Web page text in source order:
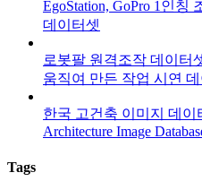
EgoStation, GoPro 1인칭
데이터셋
로봇팔 원격조작 데이터
움직여 만든 작업 시연
한국 고건축 이미지 데이
Architecture Image
Tags